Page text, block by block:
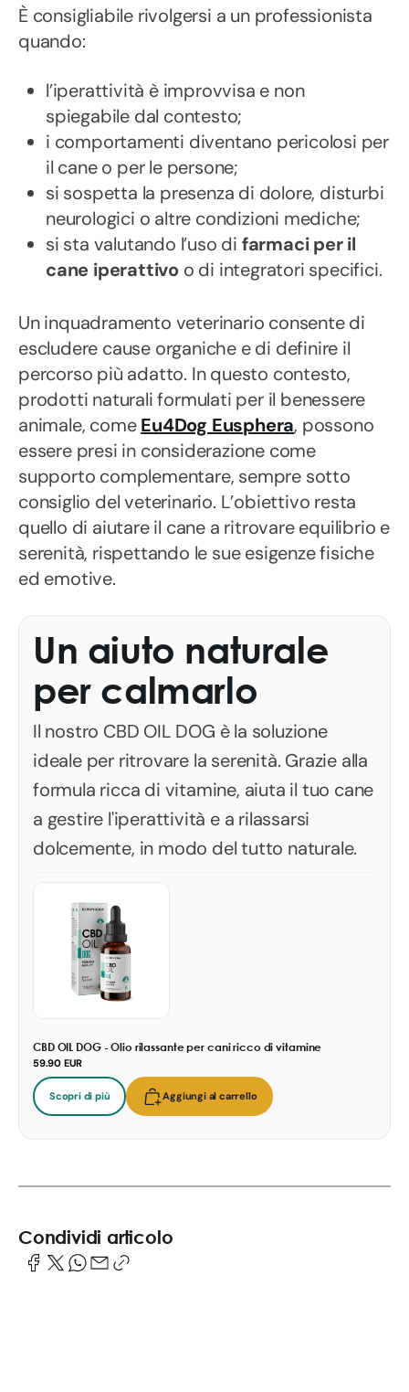
È consigliabile rivolgersi a un professionista
quando:
l’iperattività è improvvisa e non
spiegabile dal contesto;
i comportamenti diventano pericolosi per
il cane o per le persone;
si sospetta la presenza di dolore, disturbi
neurologici o altre condizioni mediche;
si sta valutando l’uso di farmaci per il
cane iperattivo o di integratori specifici.
Un inquadramento veterinario consente di
escludere cause organiche e di definire il
percorso più adatto. In questo contesto,
prodotti naturali formulati per il benessere
animale, comeEu4Dog Eusphera, possono
essere presi in considerazione come
supporto complementare, sempre sotto
consiglio del veterinario. L’obiettivo resta
quello di aiutare il cane a ritrovare equilibrio e
serenità, rispettando le sue esigenze fisiche
ed emotive.
Un aiuto naturale
per calmarlo
Il nostro CBD OIL DOG è la soluzione
ideale per ritrovare la serenità. Grazie alla
formula ricca di vitamine, aiuta il tuo cane
a gestire l'iperattività e a rilassarsi
dolcemente, in modo del tutto naturale.
CBD OIL DOG - Olio rilassante per cani ricco di vitamine
59.90 EUR
Scopri di più Aggiungi al carrello
Condividi articolo